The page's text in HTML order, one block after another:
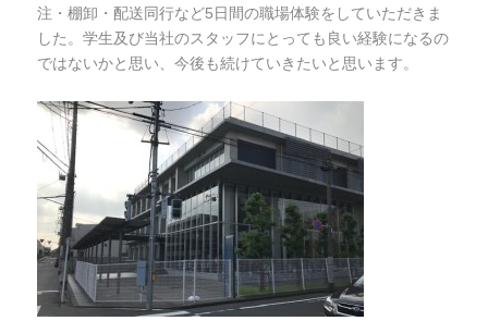
注・棚卸・配送同行など5日間の職場体験をしていただきま
した。学生及び当社のスタッフにとっても良い経験になるの
ではないかと思い、今後も続けていきたいと思います。